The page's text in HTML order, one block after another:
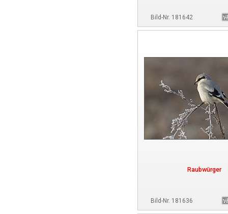
Bild-Nr. 181642
Raubwürger
Bild-Nr. 181636